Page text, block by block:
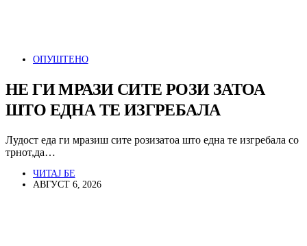
ОПУШТЕНО
НЕ ГИ МРАЗИ СИТЕ РОЗИ ЗАТОА
ШТО ЕДНА ТЕ ИЗГРЕБАЛА
Лудост еда ги мразиш сите розизатоа што една те изгребала со
трнот,да…
ЧИТАЈ БЕ
АВГУСТ 6, 2026